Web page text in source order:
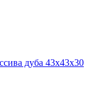
дуба 43х43х30